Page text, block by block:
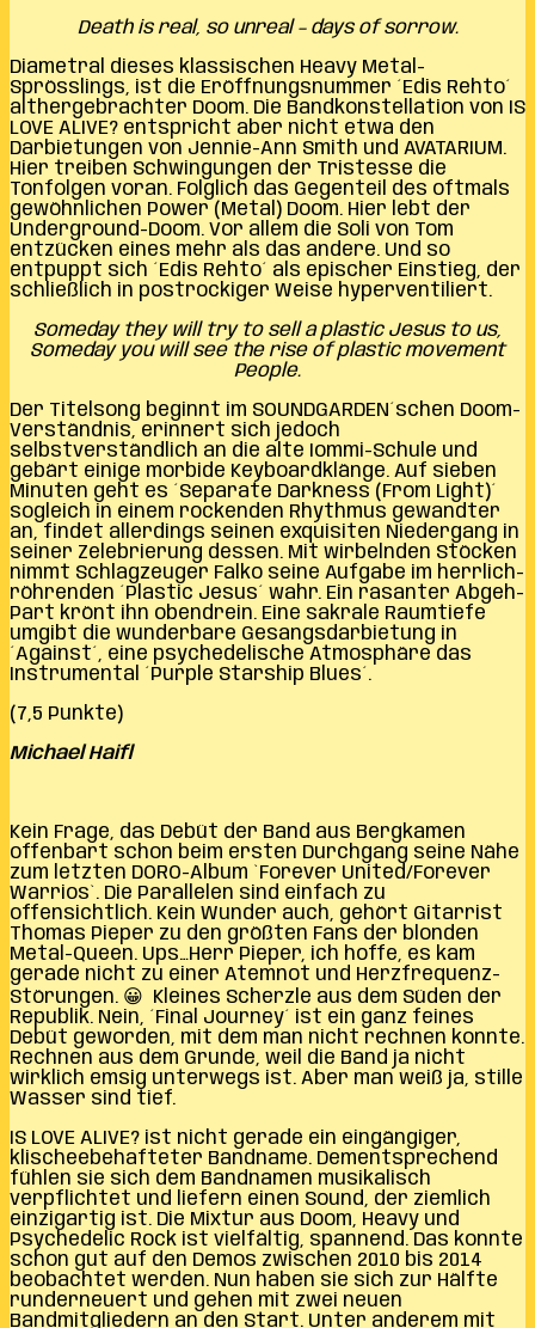
Death is real, so unreal – days of sorrow.
Diametral dieses klassischen Heavy Metal-
Sprösslings, ist die Eröffnungsnummer ´Edis Rehto´
althergebrachter Doom. Die Bandkonstellation von IS
LOVE ALIVE? entspricht aber nicht etwa den
Darbietungen von Jennie-Ann Smith und AVATARIUM.
Hier treiben Schwingungen der Tristesse die
Tonfolgen voran. Folglich das Gegenteil des oftmals
gewöhnlichen Power (Metal) Doom. Hier lebt der
Underground-Doom. Vor allem die Soli von Tom
entzücken eines mehr als das andere. Und so
entpuppt sich ´Edis Rehto´ als epischer Einstieg, der
schließlich in postrockiger Weise hyperventiliert.
Someday they will try to sell a plastic Jesus to us,
Someday you will see the rise of plastic movement
People.
Der Titelsong beginnt im SOUNDGARDEN´schen Doom-
Verständnis, erinnert sich jedoch
selbstverständlich an die alte Iommi-Schule und
gebärt einige morbide Keyboardklänge. Auf sieben
Minuten geht es ´Separate Darkness (From Light)´
sogleich in einem rockenden Rhythmus gewandter
an, findet allerdings seinen exquisiten Niedergang in
seiner Zelebrierung dessen. Mit wirbelnden Stöcken
nimmt Schlagzeuger Falko seine Aufgabe im herrlich-
röhrenden ´Plastic Jesus´ wahr. Ein rasanter Abgeh-
Part krönt ihn obendrein. Eine sakrale Raumtiefe
umgibt die wunderbare Gesangsdarbietung in
´Against´, eine psychedelische Atmosphäre das
Instrumental ´Purple Starship Blues´.
(7,5 Punkte)
Michael Haifl
Kein Frage, das Debüt der Band aus Bergkamen
offenbart schon beim ersten Durchgang seine Nähe
zum letzten DORO-Album `Forever United/Forever
Warrios`. Die Parallelen sind einfach zu
offensichtlich. Kein Wunder auch, gehört Gitarrist
Thomas Pieper zu den größten Fans der blonden
Metal-Queen. Ups…Herr Pieper, ich hoffe, es kam
gerade nicht zu einer Atemnot und Herzfrequenz-
Störungen. 😀 Kleines Scherzle aus dem Süden der
Republik. Nein, ´Final Journey´ ist ein ganz feines
Debüt geworden, mit dem man nicht rechnen konnte.
Rechnen aus dem Grunde, weil die Band ja nicht
wirklich emsig unterwegs ist. Aber man weiß ja, stille
Wasser sind tief.
IS LOVE ALIVE? ist nicht gerade ein eingängiger,
klischeebehafteter Bandname. Dementsprechend
fühlen sie sich dem Bandnamen musikalisch
verpflichtet und liefern einen Sound, der ziemlich
einzigartig ist. Die Mixtur aus Doom, Heavy und
Psychedelic Rock ist vielfältig, spannend. Das konnte
schon gut auf den Demos zwischen 2010 bis 2014
beobachtet werden. Nun haben sie sich zur Hälfte
runderneuert und gehen mit zwei neuen
Bandmitgliedern an den Start. Unter anderem mit